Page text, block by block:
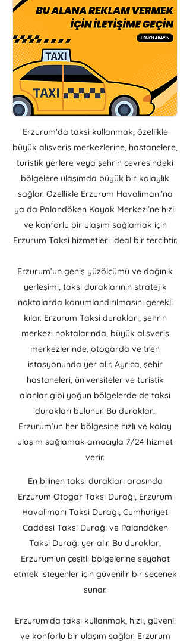
Erzurum'da taksi kullanmak, özellikle
büyük alışveriş merkezlerine, hastanelere,
turistik yerlere veya şehrin çevresindeki
bölgelere ulaşımda büyük bir kolaylık
sağlar. Özellikle Erzurum Havalimanı’na
ya da Palandöken Kayak Merkezi’ne hızlı
ve konforlu bir ulaşım sağlamak için
Erzurum Taksi hizmetleri ideal bir tercihtir.
Erzurum’un geniş yüzölçümü ve dağınık
yerleşimi, taksi duraklarının stratejik
noktalarda konumlandırılmasını gerekli
kılar. Erzurum Taksi durakları, şehrin
merkezi noktalarında, büyük alışveriş
merkezlerinde, otogarda ve tren
istasyonunda yer alır. Ayrıca, şehir
hastaneleri, üniversiteler ve turistik
alanlar gibi yoğun bölgelerde de taksi
durakları bulunur. Bu duraklar,
Erzurum’un her bölgesine hızlı ve kolay
ulaşım sağlamak amacıyla 7/24 hizmet
verir.
En bilinen taksi durakları arasında
Erzurum Otogar Taksi Durağı, Erzurum
Havalimanı Taksi Durağı, Cumhuriyet
Caddesi Taksi Durağı ve Palandöken
Taksi Durağı yer alır. Bu duraklar,
Erzurum’un çeşitli bölgelerine seyahat
etmek isteyenler için güvenilir bir seçenek
sunar.
Erzurum'da taksi kullanmak, hızlı, güvenli
ve konforlu bir ulaşım sağlar. Erzurum